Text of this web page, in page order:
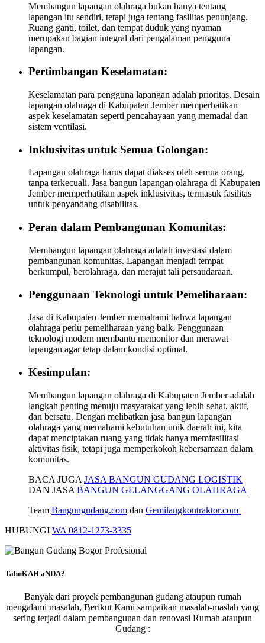
Membangun lapangan olahraga bukan hanya tentang
lapangan itu sendiri, tetapi juga tentang fasilitas penunjang.
Ruang ganti, toilet, dan tempat duduk yang nyaman
merupakan bagian integral dari pengalaman pengguna
lapangan.
Pertimbangan Keselamatan:
Keselamatan para pengguna lapangan adalah prioritas. Desain
lapangan olahraga di Kabupaten Jember memperhatikan
aspek keselamatan seperti pencahayaan yang memadai dan
sistem ventilasi.
Inklusivitas untuk Semua Golongan:
Lapangan olahraga harus dapat diakses oleh semua orang,
tanpa terkecuali. Jasa bangun lapangan olahraga di Kabupaten
Jember memperhatikan aspek inklusivitas, termasuk fasilitas
untuk penyandang disabilitas.
Peran dalam Pembangunan Komunitas:
Membangun lapangan olahraga adalah investasi dalam
pembangunan komunitas. Lapangan menjadi tempat
berkumpul, berolahraga, dan merajut tali persaudaraan.
Penggunaan Teknologi untuk Pemeliharaan:
Jasa di Kabupaten Jember memahami bahwa lapangan
olahraga perlu pemeliharaan yang baik. Penggunaan
teknologi modern membantu memonitor dan merawat
lapangan agar tetap dalam kondisi optimal.
Kesimpulan:
Membangun lapangan olahraga di Kabupaten Jember adalah
langkah penting menuju masyarakat yang lebih sehat, aktif,
dan bersatu. Dengan melibatkan jasa bangun lapangan
olahraga yang memahami kebutuhan unik daerah ini, kita
dapat menciptakan ruang yang tidak hanya memfasilitasi
aktivitas fisik, tetapi juga memperkokoh kebersamaan dalam
komunitas.
BACA JUGA JASA BANGUN GUDANG LOGISTIK
DAN JASA BANGUN GELANGGANG OLAHRAGA
Team Bangungudang.com dan Gemilangkontraktor.com
HUBUNGI WA 0812-1273-3335
TahuKAH aNDA?
Banyak dari proyek pembangunan gudang ataupun rumah
mengalami masalah, Berikut Kami sampaikan masalah-maslah yang
sering terjadi dalam pembangunan dan renovasi Rumah ataupun
Gudang :